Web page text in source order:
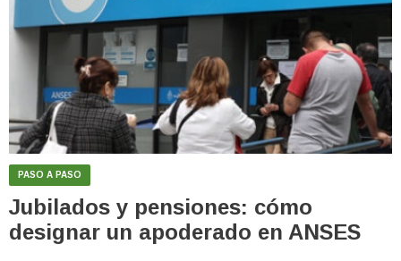
PASO A PASO
Jubilados y pensiones: cómo
designar un apoderado en ANSES